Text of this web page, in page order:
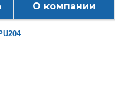
О компании